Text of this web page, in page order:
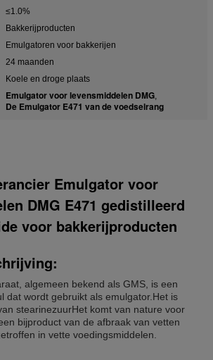
≤1.0%
Bakkerijproducten
Emulgatoren voor bakkerijen
24 maanden
Koele en droge plaats
Emulgator voor levensmiddelen DMG,
De Emulgator E471 van de voedselrang
Emulgator voor
DMG E471 gedistilleerd
voor bakkerijproducten
algemeen bekend als GMS, is een
dat wordt gebruikt als emulgator.Het is
stearinezuurHet komt van nature voor
bijproduct van de afbraak van vetten
in vette voedingsmiddelen.